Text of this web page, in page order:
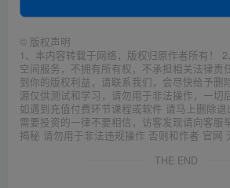
© 版权声明
1、本内容转载于网络，版权归原作者所有！
空间服务，不拥有所有权，不承担相关法律责
到你的版权利益，请联系我们，会尽快给予删
源仅供测试和学习，请勿用于非法操作，一切
如遇到充值付费环节课程或软件 请马上删除
需要投资的一律不要相信，访客发现请向客服
揭秘 请勿用于非法违规操作 否则和作者 官网
THE END